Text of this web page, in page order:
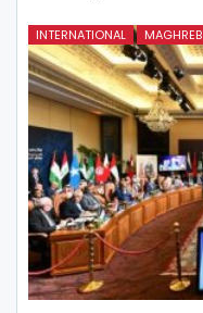
INTERNATIONAL MAGHREB